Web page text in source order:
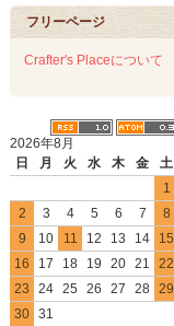
フリーページ
Crafter's Placeについて
2026年8月
日
月 火 水 木 金
土
1
2
3 4 5 6 7
8
9
10 11 12 13 14
15
16
17 18 19 20 21
22
23
24 25 26 27 28 29
30 31